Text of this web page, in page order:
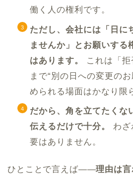
働く人の権利です。
ただし、会社には「日に
ませんか」とお願いする
はあります。
これは「拒
まで“別の日への変更の
められる場面はかなり限
だから、角を立てたくな
伝えるだけで十分。
わざ
要はありません。
ひとことで言えば——理由は